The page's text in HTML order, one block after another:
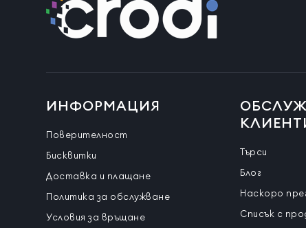
ИНФОРМАЦИЯ
Поверителност
Бисквитки
Доставка и плащане
Политика за обслужване
Условия за връщане
Търси
Блог
Наскоро
Списък с